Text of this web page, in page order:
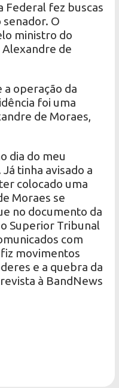
Federal fez buscas
senador. O
ministro do
de
a operação da
foi uma
de Moraes,
dia do meu
tinha avisado a
colocado uma
Moraes se
no documento da
Superior Tribunal
com
movimentos
e a quebra da
à BandNews